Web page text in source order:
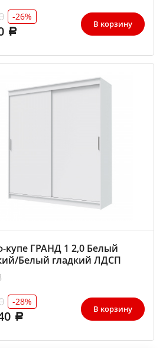
-26%
В корзину
купе ГРАНД 1 2,0 Белый
Белый гладкий ЛДСП
-28%
В корзину